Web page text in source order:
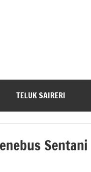
TELUK SAIRERI
Sentani